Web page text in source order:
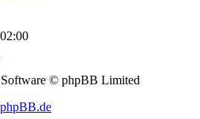
© phpBB Limited
phpBB.de